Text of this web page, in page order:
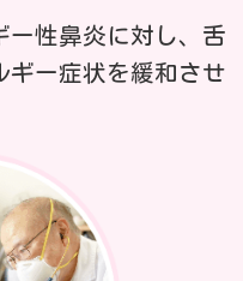
ー性鼻炎に対し、舌
ギー症状を緩和させ